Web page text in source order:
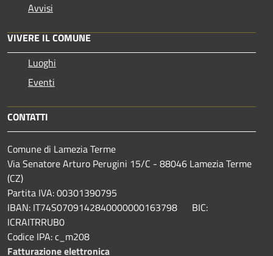
Avvisi
VIVERE IL COMUNE
Luoghi
Eventi
CONTATTI
Comune di Lamezia Terme
Via Senatore Arturo Perugini 15/C - 88046 Lamezia Terme
(CZ)
Partita IVA: 00301390795
IBAN: IT74S0709142840000000163798 BIC:
ICRAITRRUB0
Codice IPA: c_m208
Fatturazione elettronica